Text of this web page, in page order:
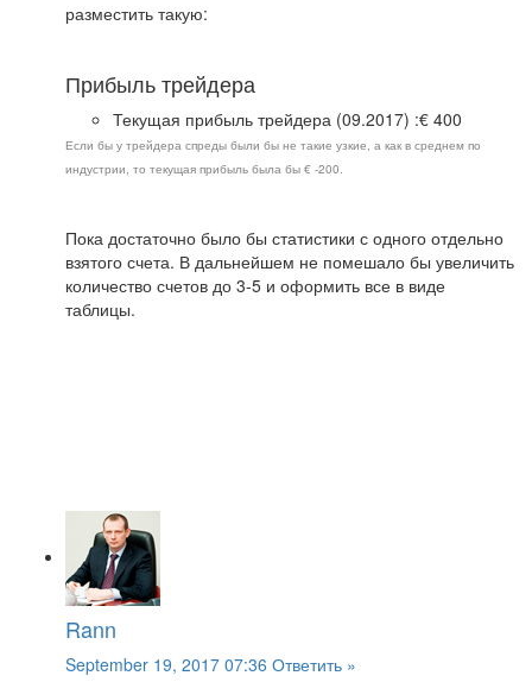
разместить такую:
Прибыль трейдера
Текущая прибыль трейдера (09.2017) :€ 400
Если бы у трейдера спреды были бы не такие узкие, а как в среднем по
индустрии, то текущая прибыль была бы € -200.
Пока достаточно было бы статистики с одного отдельно
взятого счета. В дальнейшем не помешало бы увеличить
количество счетов до 3-5 и оформить все в виде
таблицы.
Rann
September 19, 2017 07:36 Ответить »